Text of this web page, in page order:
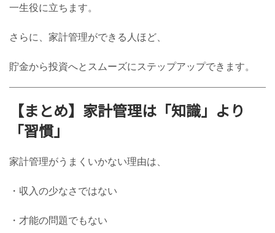
一生役に立ちます。
さらに、家計管理ができる人ほど、
貯金から投資へとスムーズにステップアップできます。
【まとめ】家計管理は「知識」より
「習慣」
家計管理がうまくいかない理由は、
・収入の少なさではない
・才能の問題でもない